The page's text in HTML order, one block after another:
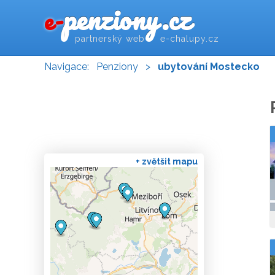
e-penziony.cz
partnerský web e-chalupy.cz
Navigace: Penziony > ubytování Mostecko
+ zvětšit mapu